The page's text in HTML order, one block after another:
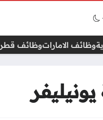
وظائف الاماراتوظائف قطر